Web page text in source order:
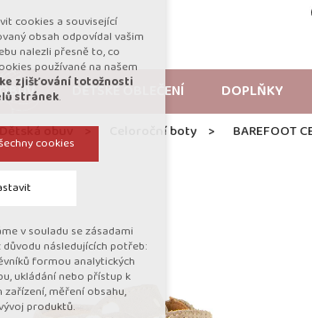
DĚTSKÉ OBLEČENÍ DOPLŇKY
Dětská obuv Celoroční boty BAREFOOT
cookies a související
obsah odpovídal vašim
nalezli přesně to, co
používané na našem
zjišťování totožnosti
stránek.
cookies
webu
(session):
volby jazyka, apod.
v souladu se zásadami
následujících potřeb:
formou analytických
ukládání nebo přístup k
měření obsahu,
produktů.